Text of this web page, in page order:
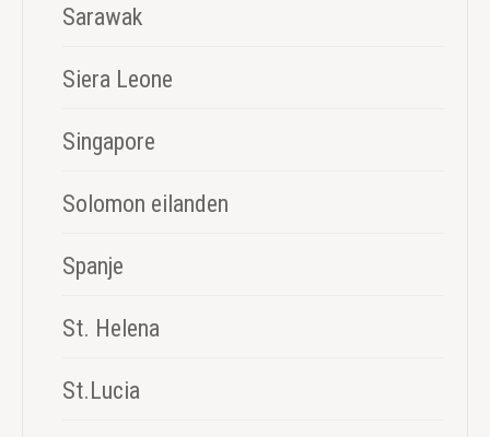
Sarawak
Siera Leone
Singapore
Solomon eilanden
Spanje
St. Helena
St.Lucia